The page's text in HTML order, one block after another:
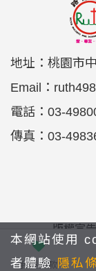
地址： 桃園市
Email：
電話： 03-
傳真： 03-
版權宣告
© 2023 財團
reserved.
我要捐款
本網站使用
者體驗 隱私